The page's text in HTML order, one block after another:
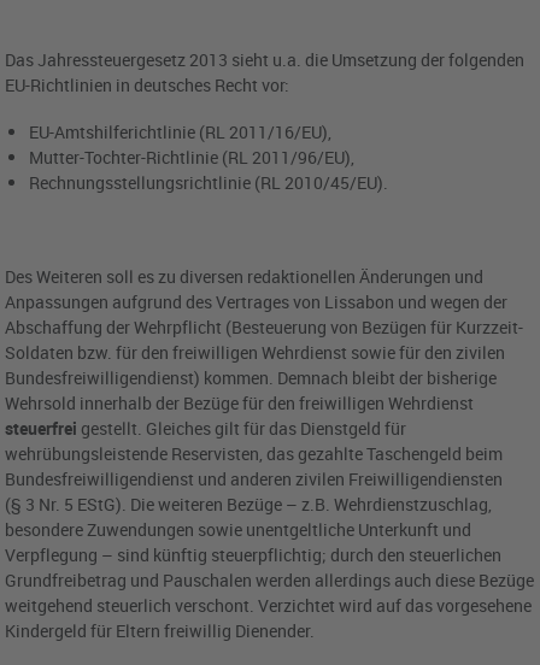
Das Jahressteuergesetz 2013 sieht u.a. die Umsetzung der folgenden
EU-Richtlinien in deutsches Recht vor:
EU-Amtshilferichtlinie (RL 2011/16/EU),
Mutter-Tochter-Richtlinie (RL 2011/96/EU),
Rechnungsstellungsrichtlinie (RL 2010/45/EU).
Des Weiteren soll es zu diversen redaktionellen Änderungen und
Anpassungen aufgrund des Vertrages von Lissabon und wegen der
Abschaffung der Wehrpflicht (Besteuerung von Bezügen für Kurzzeit-
Soldaten bzw. für den freiwilligen Wehrdienst sowie für den zivilen
Bundesfreiwilligendienst) kommen. Demnach bleibt der bisherige
Wehrsold innerhalb der Bezüge für den freiwilligen Wehrdienst
steuerfrei gestellt. Gleiches gilt für das Dienstgeld für
wehrübungsleistende Reservisten, das gezahlte Taschengeld beim
Bundesfreiwilligendienst und anderen zivilen Freiwilligendiensten
(§ 3 Nr. 5 EStG). Die weiteren Bezüge – z.B. Wehrdienstzuschlag,
besondere Zuwendungen sowie unentgeltliche Unterkunft und
Verpflegung – sind künftig steuerpflichtig; durch den steuerlichen
Grundfreibetrag und Pauschalen werden allerdings auch diese Bezüge
weitgehend steuerlich verschont. Verzichtet wird auf das vorgesehene
Kindergeld für Eltern freiwillig Dienender.